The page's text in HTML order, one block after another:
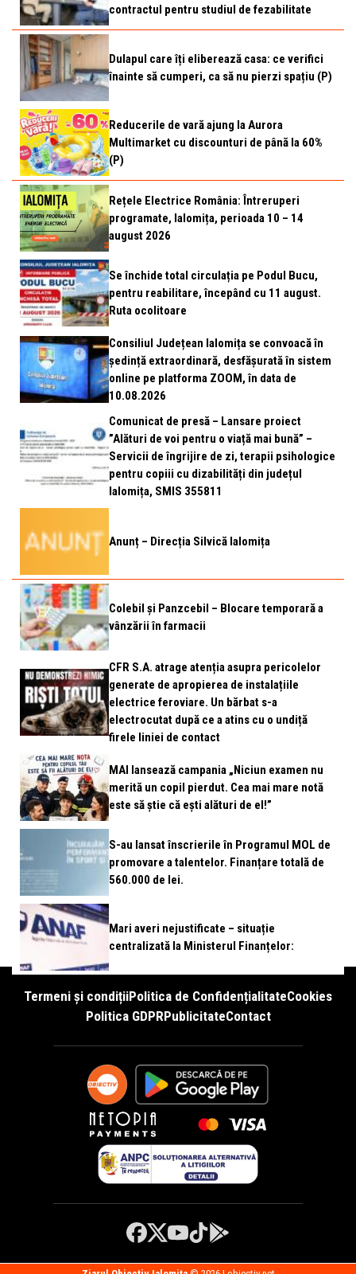
contractul pentru studiul de fezabilitate
Dulapul care îți eliberează casa: ce verifici
înainte să cumperi, ca să nu pierzi spațiu (P)
Reducerile de vară ajung la Aurora
Multimarket cu discounturi de până la 60%
(P)
Rețele Electrice România: Întreruperi
programate, Ialomița, perioada 10 – 14
august 2026
Se închide total circulația pe Podul Bucu,
pentru reabilitare, începând cu 11 august.
Ruta ocolitoare
Consiliul Județean Ialomița se convoacă în
ședință extraordinară, desfășurată în sistem
online pe platforma ZOOM, în data de
10.08.2026
Comunicat de presă – Lansare proiect
”Alături de voi pentru o viață mai bună” –
Servicii de îngrijire de zi, terapii psihologice
pentru copiii cu dizabilități din județul
Ialomița, SMIS 355811
Anunț – Direcția Silvică Ialomița
Colebil și Panzcebil – Blocare temporară a
vânzării în farmacii
CFR S.A. atrage atenția asupra pericolelor
generate de apropierea de instalațiile
electrice feroviare. Un bărbat s-a
electrocutat după ce a atins cu o undiță
firele liniei de contact
MAI lansează campania „Niciun examen nu
merită un copil pierdut. Cea mai mare notă
este să știe că ești alături de el!”
S-au lansat înscrierile în Programul MOL de
promovare a talentelor. Finanțare totală de
560.000 de lei.
Mari averi nejustificate – situație
centralizată la Ministerul Finanțelor:
Termeni și condițiiPolitica de ConfidențialitateCookies
Politica GDPRPublicitateContact